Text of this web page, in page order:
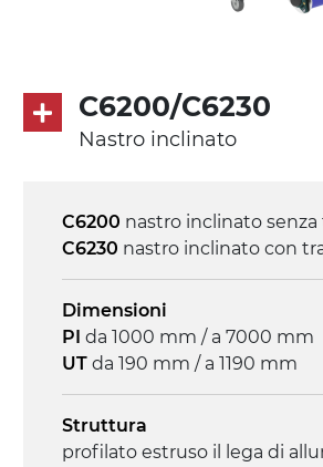
on/off, E-Stop, protezione
C6200/C6230
Nastro inclinato
C6200 nastro inclinato
C6230 nastro inclinato con
Dimensioni
PI da 1000 mm / a 7000 mm
UT da 190 mm / a 1190 mm
Struttura
profilato estruso il lega di